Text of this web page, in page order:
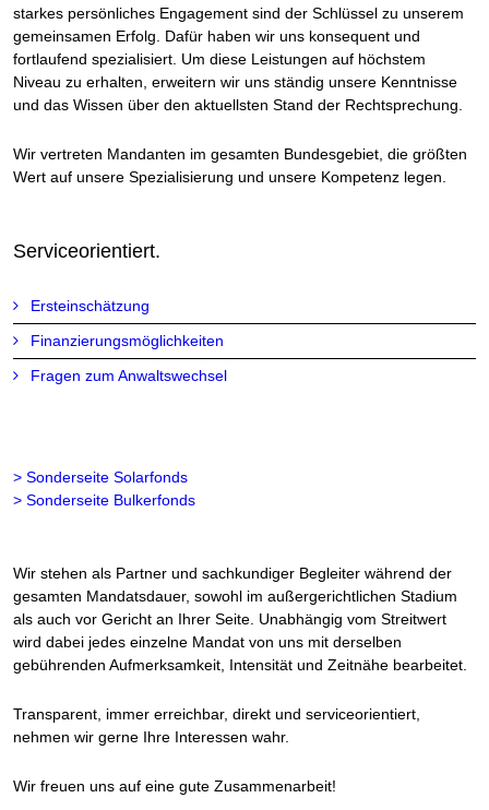
starkes persönliches Engagement sind der Schlüssel zu unserem
gemeinsamen Erfolg. Dafür haben wir uns konsequent und
fortlaufend spezialisiert. Um diese Leistungen auf höchstem
Niveau zu erhalten, erweitern wir uns ständig unsere Kenntnisse
und das Wissen über den aktuellsten Stand der Rechtsprechung.
Wir vertreten Mandanten im gesamten Bundesgebiet, die größten
Wert auf unsere Spezialisierung und unsere Kompetenz legen.
Serviceorientiert.
Ersteinschätzung
Finanzierungsmöglichkeiten
Fragen zum Anwaltswechsel
> Sonderseite Solarfonds
> Sonderseite Bulkerfonds
Wir stehen als Partner und sachkundiger Begleiter während der
gesamten Mandatsdauer, sowohl im außergerichtlichen Stadium
als auch vor Gericht an Ihrer Seite. Unabhängig vom Streitwert
wird dabei jedes einzelne Mandat von uns mit derselben
gebührenden Aufmerksamkeit, Intensität und Zeitnähe bearbeitet.
Transparent, immer erreichbar, direkt und serviceorientiert,
nehmen wir gerne Ihre Interessen wahr.
Wir freuen uns auf eine gute Zusammenarbeit!